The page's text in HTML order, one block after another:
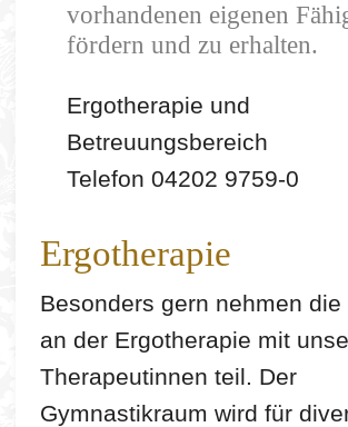
vorhandenen eigenen
fördern und zu erhalten.
Ergotherapie und
Betreuungsbereich
Telefon 04202 9759-0
Ergotherapie
Besonders gern nehmen die
an der Ergotherapie mit
Therapeutinnen teil. Der
Gymnastikraum wird für